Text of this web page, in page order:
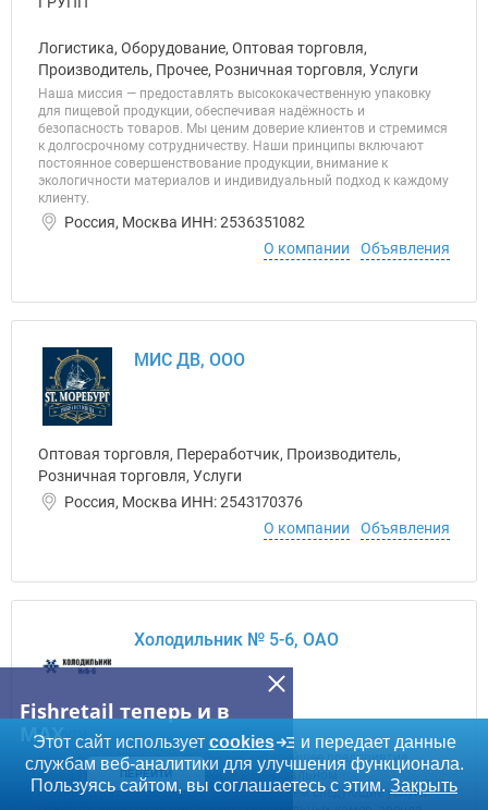
Логистика, Оборудование, Оптовая торговля,
Производитель, Прочее, Розничная торговля, Услуги
Наша миссия — предоставлять высококачественную упаковку
для пищевой продукции, обеспечивая надёжность и
безопасность товаров. Мы ценим доверие клиентов и стремимся
к долгосрочному сотрудничеству. Наши принципы включают
постоянное совершенствование продукции, внимание к
экологичности материалов и индивидуальный подход к каждому
клиенту.
Россия, Москва ИНН: 2536351082
О компании
Объявления
МИС ДВ, ООО
Оптовая торговля, Переработчик, Производитель,
Розничная торговля, Услуги
Россия, Москва ИНН: 2543170376
О компании
Объявления
Холодильник № 5-6, ОАО
Услуги
Московский "Холодильник № 5-6" - старейшее предприятие
города Москвы, расположенное в Центральном
административном округе. Мы предлагаем следующие услуги:
Fishretail теперь и в
MAX
ПЕРЕЙТИ
Этот сайт использует cookies
и передает данные
службам веб-аналитики для улучшения функционала.
Пользуясь сайтом, вы соглашаетесь с этим. Закрыть